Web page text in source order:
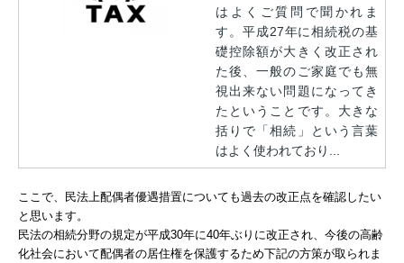
はよくご質問で聞かれま
す。平成27年に相続税の基
礎控除額が大きく改正され
た後、一般のご家庭でも無
視出来ない問題になってき
たということです。大きな
括りで「相続」という言葉
はよく使われており...
ここで、民法上配偶者優遇措置についても過去の改正点を確認したい
と思います。
民法の相続分野の規定が平成30年に40年ぶりに改正され、今後の高齢
化社会において配偶者の居住権を保護するため下記の方策が取られま